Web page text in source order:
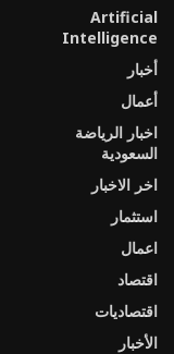
Artificial
Intelligence
أخبار
أعمال
اخبار الرياضة
السعودية
اخر الاخبار
استثمار
اعمال
اقتصاد
اقتصاديات
الأخبار